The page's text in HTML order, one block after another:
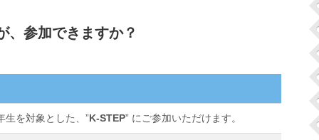
、参加できますか？
生を対象とした、”K-STEP” にご参加いただけます。